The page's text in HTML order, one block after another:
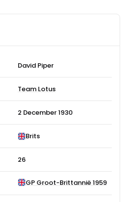
David Piper
Team Lotus
2 December 1930
Brits
26
GP Groot-Brittannië 1959